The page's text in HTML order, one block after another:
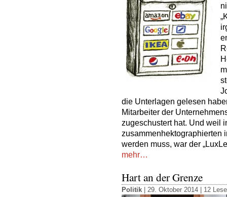
die Unterlagen gelesen
Mitarbeiter der
zugeschustert hat. Und weil
zusammenhektographierten
werden muss, war der
mehr…
Hart an der Grenze
Politik | 29. Oktober 2014 | 12